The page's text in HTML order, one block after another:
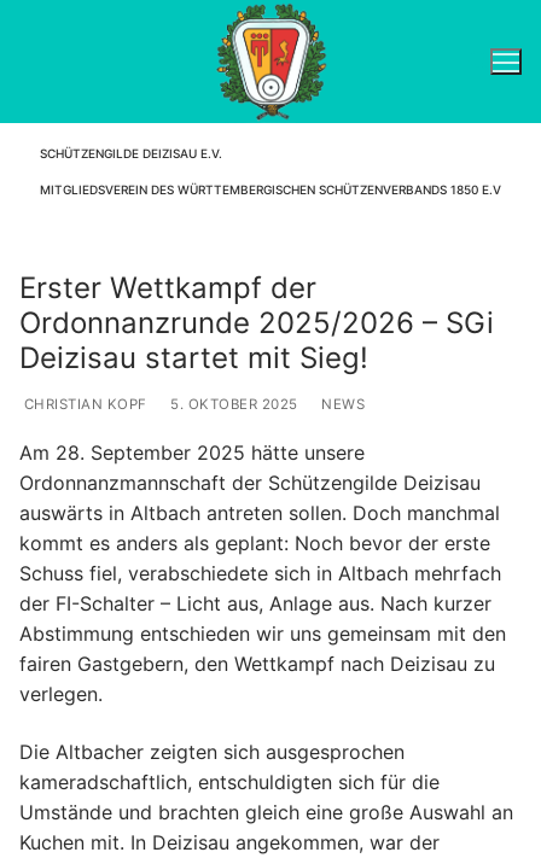
SCHÜTZENGILDE DEIZISAU E.V.
MITGLIEDSVEREIN DES WÜRTTEMBERGISCHEN SCHÜTZENVERBANDS 1850 E.V
Erster Wettkampf der
Ordonnanzrunde 2025/2026 – SGi
Deizisau startet mit Sieg!
CHRISTIAN KOPF 5. OKTOBER 2025 NEWS
Am 28. September 2025 hätte unsere
Ordonnanzmannschaft der Schützengilde Deizisau
auswärts in Altbach antreten sollen. Doch manchmal
kommt es anders als geplant: Noch bevor der erste
Schuss fiel, verabschiedete sich in Altbach mehrfach
der FI-Schalter – Licht aus, Anlage aus. Nach kurzer
Abstimmung entschieden wir uns gemeinsam mit den
fairen Gastgebern, den Wettkampf nach Deizisau zu
verlegen.
Die Altbacher zeigten sich ausgesprochen
kameradschaftlich, entschuldigten sich für die
Umstände und brachten gleich eine große Auswahl an
Kuchen mit. In Deizisau angekommen, war der